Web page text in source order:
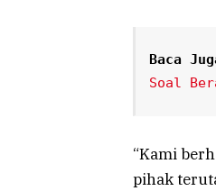
Baca
Soal
“Kami
pihak